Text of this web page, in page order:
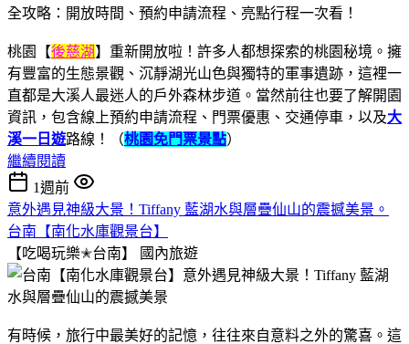
桃園【後慈湖】重新開放啦！許多人都想探索的桃園秘境。擁
有豐富的生態景觀、沉靜湖光山色與獨特的軍事遺跡，這裡一
直都是大溪人最迷人的戶外森林步道。當然前往也要了解開園
資訊，包含線上預約申請流程、門票優惠、交通停車，以及大
溪一日遊路線！（桃園免門票景點）
繼續閱讀
1週前
意外遇見神級大景！Tiffany 藍湖水與層疊仙山的震撼美景。
台南【南化水庫觀景台】
【吃喝玩樂✭台南】
國內旅遊
有時候，旅行中最美好的記憶，往往來自意料之外的驚喜。這